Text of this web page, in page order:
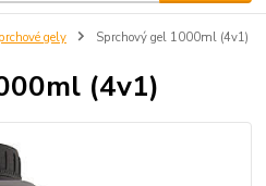
gely Sprchový gel 1000ml (4v1)
(4v1)